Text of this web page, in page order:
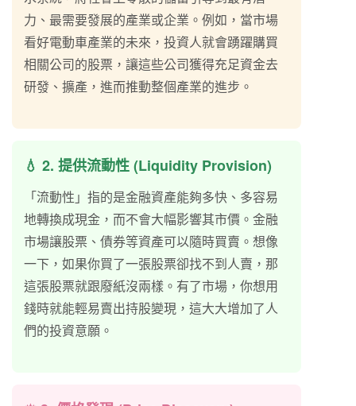
力、最需要發展的產業或企業。例如，當市場
看好電動車產業的未來，投資人就會踴躍購買
相關公司的股票，讓這些公司獲得充足資金去
研發、擴產，進而推動整個產業的進步。
💧 2. 提供流動性 (Liquidity Provision)
「流動性」指的是金融資產能夠多快、多容易
地轉換成現金，而不會大幅影響其市價。金融
市場讓股票、債券等資產可以隨時買賣。想像
一下，如果你買了一張股票卻找不到人賣，那
這張股票就跟廢紙沒兩樣。有了市場，你想用
錢時就能輕易賣出持股變現，這大大增加了人
們的投資意願。